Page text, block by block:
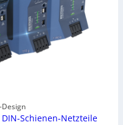
Schienen-Netzteile